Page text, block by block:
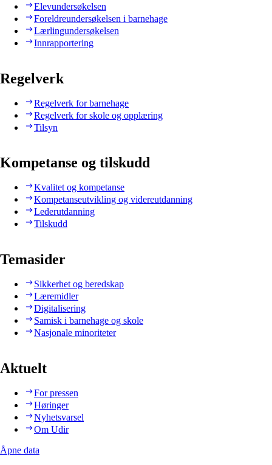
Elevundersøkelsen
Foreldreundersøkelsen i barnehage
Lærlingundersøkelsen
Innrapportering
Regelverk
Regelverk for barnehage
Regelverk for skole og opplæring
Tilsyn
Kompetanse og tilskudd
Kvalitet og kompetanse
Kompetanseutvikling og videreutdanning
Lederutdanning
Tilskudd
Temasider
Sikkerhet og beredskap
Læremidler
Digitalisering
Samisk i barnehage og skole
Nasjonale minoriteter
Aktuelt
For pressen
Høringer
Nyhetsvarsel
Om Udir
Åpne data